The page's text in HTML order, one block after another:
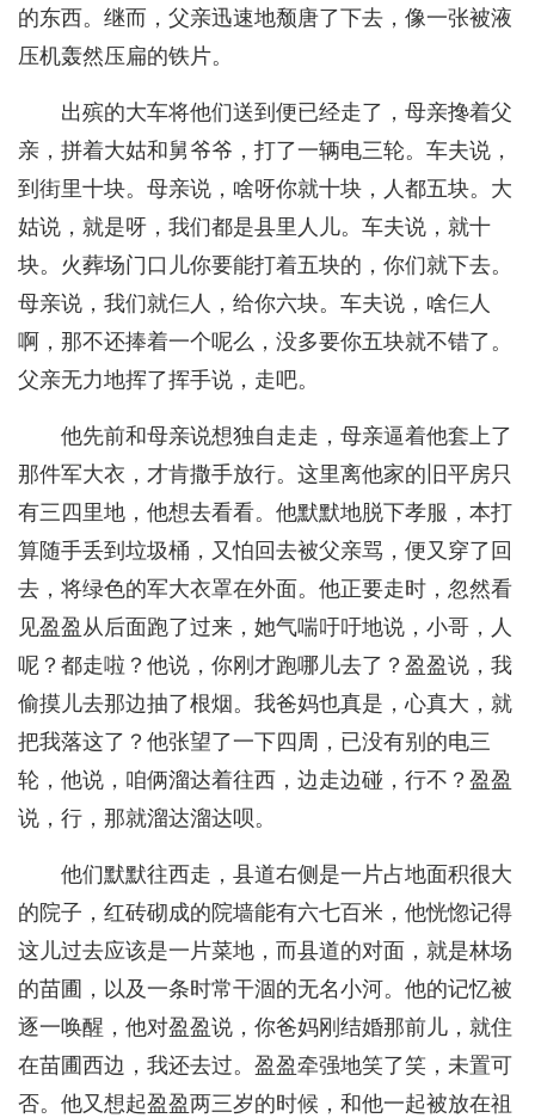
的东西。继而，父亲迅速地颓唐了下去，像一张被液
压机轰然压扁的铁片。
出殡的大车将他们送到便已经走了，母亲搀着父
亲，拼着大姑和舅爷爷，打了一辆电三轮。车夫说，
到街里十块。母亲说，啥呀你就十块，人都五块。大
姑说，就是呀，我们都是县里人儿。车夫说，就十
块。火葬场门口儿你要能打着五块的，你们就下去。
母亲说，我们就仨人，给你六块。车夫说，啥仨人
啊，那不还捧着一个呢么，没多要你五块就不错了。
父亲无力地挥了挥手说，走吧。
他先前和母亲说想独自走走，母亲逼着他套上了
那件军大衣，才肯撒手放行。这里离他家的旧平房只
有三四里地，他想去看看。他默默地脱下孝服，本打
算随手丢到垃圾桶，又怕回去被父亲骂，便又穿了回
去，将绿色的军大衣罩在外面。他正要走时，忽然看
见盈盈从后面跑了过来，她气喘吁吁地说，小哥，人
呢？都走啦？他说，你刚才跑哪儿去了？盈盈说，我
偷摸儿去那边抽了根烟。我爸妈也真是，心真大，就
把我落这了？他张望了一下四周，已没有别的电三
轮，他说，咱俩溜达着往西，边走边碰，行不？盈盈
说，行，那就溜达溜达呗。
他们默默往西走，县道右侧是一片占地面积很大
的院子，红砖砌成的院墙能有六七百米，他恍惚记得
这儿过去应该是一片菜地，而县道的对面，就是林场
的苗圃，以及一条时常干涸的无名小河。他的记忆被
逐一唤醒，他对盈盈说，你爸妈刚结婚那前儿，就住
在苗圃西边，我还去过。盈盈牵强地笑了笑，未置可
否。他又想起盈盈两三岁的时候，和他一起被放在祖